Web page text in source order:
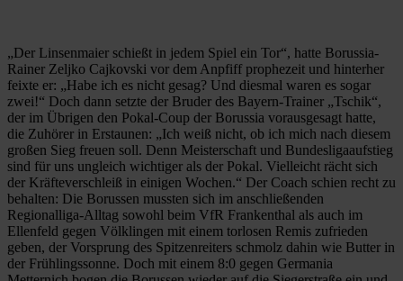
„Der Linsenmaier schießt in jedem Spiel ein Tor“, hatte Borussia-
Rainer Zeljko Cajkovski vor dem Anpfiff prophezeit und hinterher
feixte er: „Habe ich es nicht gesag? Und diesmal waren es sogar
zwei!“ Doch dann setzte der Bruder des Bayern-Trainer „Tschik“,
der im Übrigen den Pokal-Coup der Borussia vorausgesagt hatte,
die Zuhörer in Erstaunen: „Ich weiß nicht, ob ich mich nach diesem
großen Sieg freuen soll. Denn Meisterschaft und Bundesligaaufstieg
sind für uns ungleich wichtiger als der Pokal. Vielleicht rächt sich
der Kräfteverschleiß in einigen Wochen.“ Der Coach schien recht zu
behalten: Die Borussen mussten sich im anschließenden
Regionalliga-Alltag sowohl beim VfR Frankenthal als auch im
Ellenfeld gegen Völklingen mit einem torlosen Remis zufrieden
geben, der Vorsprung des Spitzenreiters schmolz dahin wie Butter in
der Frühlingssonne. Doch mit einem 8:0 gegen Germania